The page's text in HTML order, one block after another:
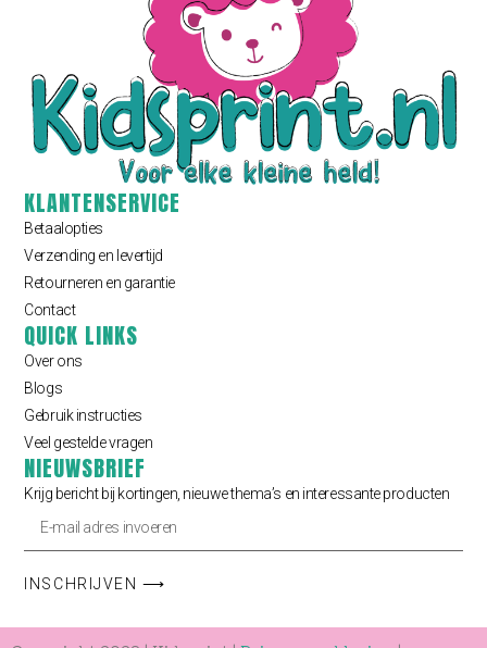
KLANTENSERVICE
Betaalopties
Verzending en levertijd
Retourneren en garantie
Contact
QUICK LINKS
Over ons
Blogs
Gebruik instructies
Veel gestelde vragen
NIEUWSBRIEF
Krijg bericht bij kortingen, nieuwe thema’s en interessante producten
INSCHRIJVEN ⟶